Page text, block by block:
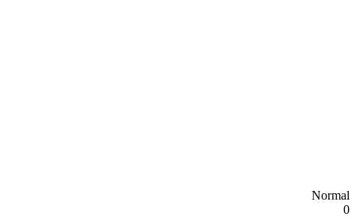
Normal
0